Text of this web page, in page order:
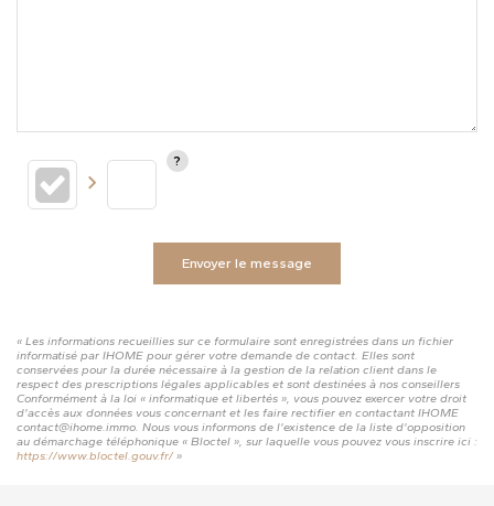
Envoyer le message
« Les informations recueillies sur ce formulaire sont enregistrées dans un fichier
informatisé par IHOME pour gérer votre demande de contact. Elles sont
conservées pour la durée nécessaire à la gestion de la relation client dans le
respect des prescriptions légales applicables et sont destinées à nos conseillers
Conformément à la loi « informatique et libertés », vous pouvez exercer votre droit
d'accès aux données vous concernant et les faire rectifier en contactant IHOME
contact@ihome.immo. Nous vous informons de l'existence de la liste d'opposition
au démarchage téléphonique « Bloctel », sur laquelle vous pouvez vous inscrire ici :
https://www.bloctel.gouv.fr/ »